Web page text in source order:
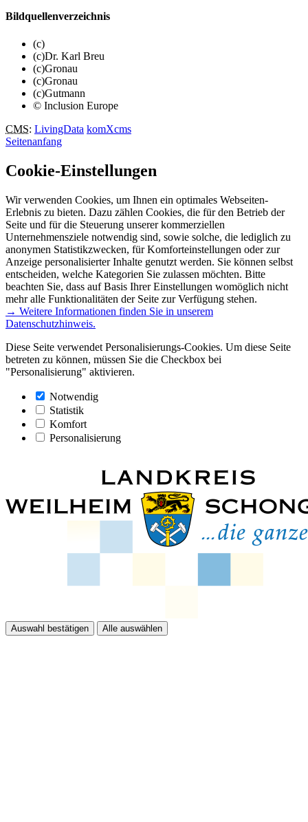
Bildquellenverzeichnis
(c)
(c)Dr. Karl Breu
(c)Gronau
(c)Gronau
(c)Gutmann
© Inclusion Europe
CMS: LivingData komXcms
Seitenanfang
Cookie-Einstellungen
Wir verwenden Cookies, um Ihnen ein optimales Webseiten-
Erlebnis zu bieten. Dazu zählen Cookies, die für den Betrieb der
Seite und für die Steuerung unserer kommerziellen
Unternehmensziele notwendig sind, sowie solche, die lediglich zu
anonymen Statistikzwecken, für Komforteinstellungen oder zur
Anzeige personalisierter Inhalte genutzt werden. Sie können selbst
entscheiden, welche Kategorien Sie zulassen möchten. Bitte
beachten Sie, dass auf Basis Ihrer Einstellungen womöglich nicht
mehr alle Funktionalitäten der Seite zur Verfügung stehen.
→ Weitere Informationen finden Sie in unserem
Datenschutzhinweis.
Diese Seite verwendet Personalisierungs-Cookies. Um diese Seite
betreten zu können, müssen Sie die Checkbox bei
"Personalisierung" aktivieren.
Notwendig
Statistik
Komfort
Personalisierung
Auswahl bestätigen Alle auswählen